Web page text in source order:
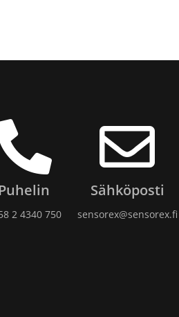
Puhelin
2 4340 750​
Sähköposti
sensorex@sensorex.fi